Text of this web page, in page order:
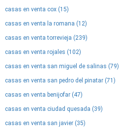
casas en venta cox (15)
casas en venta la romana (12)
casas en venta torrevieja (239)
casas en venta rojales (102)
casas en venta san miguel de salinas (79)
casas en venta san pedro del pinatar (71)
casas en venta benijofar (47)
casas en venta ciudad quesada (39)
casas en venta san javier (35)